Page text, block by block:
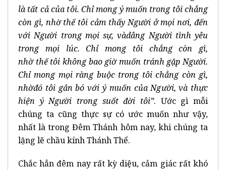
là tất cảcủa tôi. Chỉmong ýmuốn trong tôi chẳng
còn gì, nhờ thế tôi cảm thấy Người ở mọi nơi, đến
với Người trong mọi sự, vàdâng Người tình yêu
trong mọi lúc. Chỉ mong tôi chẳng còn gì,
nhờ thế tôi không bao giờ muốn tránh gặp Người.
Chỉ mong mọi ràng buộc trong tôi chẳng còn gì,
nhờđó tôi gắn bó với ý muốn của Người, và thực
hiện ý Người trong suốt đời tôi”. Ước gì mỗi
chúng ta cũng thực sự có ước muốn như vậy,
nhất là trong Đêm Thánh hôm nay, khi chúng ta
lặng lẽ chầu kính Thánh Thể.
Chắc hẳn đêm nay rất kỳ diệu, cảm giác rất khó